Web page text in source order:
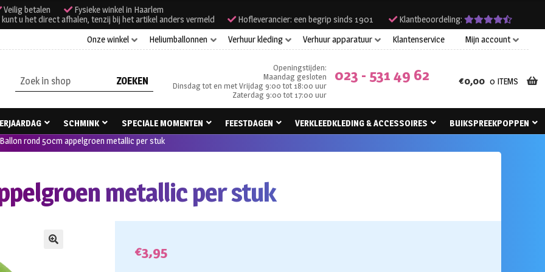
Veilig betalen
Fysieke winkel in Haarlem
u het direct afhalen, tenzij bij het artikel anders vermeld
Hofleverancier: een begrip sinds 1901
Klantbeoordeling:
Onze winkel
Heliumballonnen Verhuur kleding Verhuur apparatuur Klantenservice Mijn account
Zoeken
naar:
Openingstijden:
Maandag gesloten
Dinsdag tot en met Vrijdag 9:00 tot 18:00 uur
Zaterdag 9:00 tot 17:00 uur
023 - 531 49 62 €0,00 0 ITEMS
SCHMINK SPECIALE MOMENTEN FEESTDAGEN VERKLEEDKLEDING & ACCESSOIRES
BUIKSPREEKPOPPEN
Ballon rond 50cm appelgroen metallic per stuk
metallic per stuk
€3,95